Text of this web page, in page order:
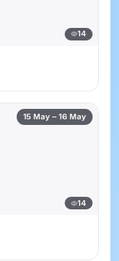
14
15 May – 16 May
14